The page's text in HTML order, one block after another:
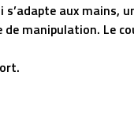
s’adapte aux mains,
manipulation. Le